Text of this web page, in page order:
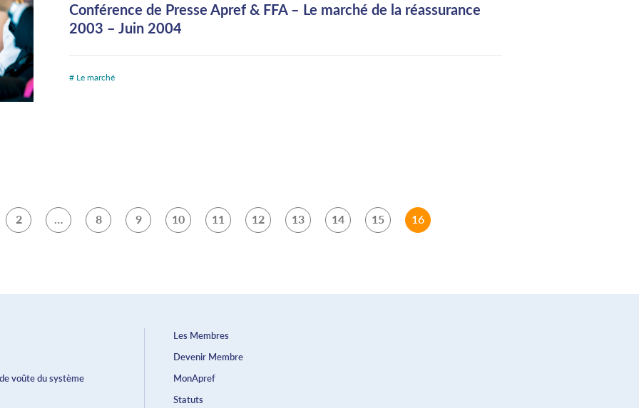
Conférence de Presse Apref & FFA – Le marché de la réassurance
2003 – Juin 2004
# Le marché
2 8 9 10 11 12 13 14 15 16
voûte du système
Les Membres
Devenir Membre
MonApref
Statuts